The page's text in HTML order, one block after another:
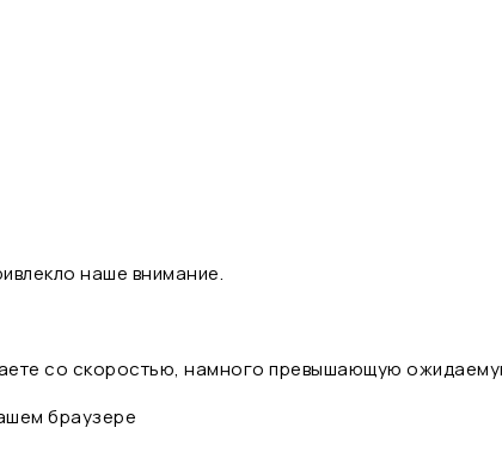
наше внимание.
со скоростью, намного превышающую
браузере